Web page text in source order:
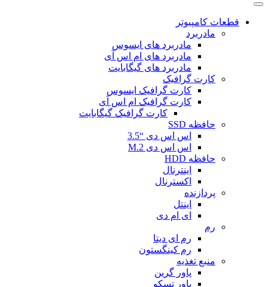
قطعات کامپیوتر
مادربرد
مادربرد های ایسوس
مادربرد های ام اس آی
مادربرد های گیگابایت
کارت گرافیک
کارت گرافیک ایسوس
کارت گرافیک ام اس آی
کارت گرافیک گیگابایت
حافظه SSD
اس اس دی “3.5
اس اس دی M.2
حافظه HDD
اینترنال
اکسترنال
پردازنده
اینتل
ای ام دی
رم
رم ای دیتا
رم کینگستون
منبع تغذیه
پاور گرین
پاور تسکو